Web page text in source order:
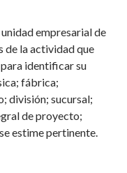
empresarial de
de la actividad que
identificar su
fábrica;
división; sucursal;
de proyecto;
estime pertinente.